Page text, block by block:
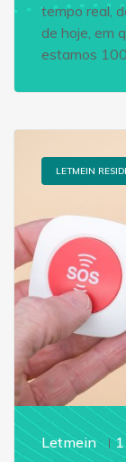
tempo real,
de hoje, em
estamos
LETMEIN
Letmein